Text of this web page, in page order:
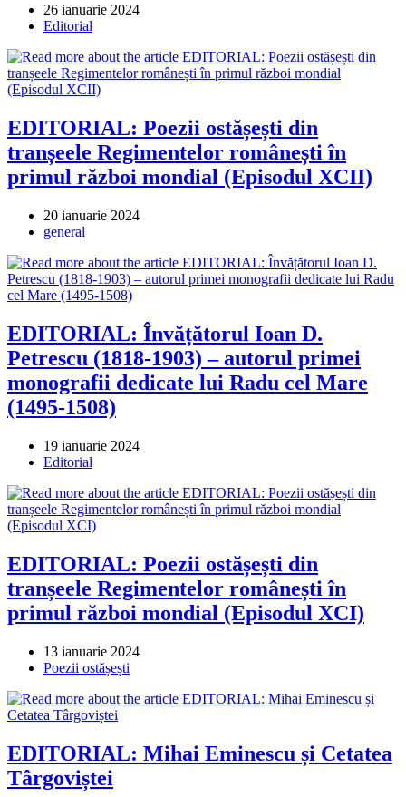
Post
published:
26 ianuarie 2024
Post
Editorial
EDITORIAL: Poezii ostășești din
tranșeele Regimentelor românești în
primul război mondial (Episodul XCII)
Post
published:
20 ianuarie 2024
Post
general
EDITORIAL: Învățătorul Ioan D.
Petrescu (1818-1903) – autorul primei
monografii dedicate lui Radu cel Mare
(1495-1508)
Post
published:
19 ianuarie 2024
Post
Editorial
EDITORIAL: Poezii ostășești din
tranșeele Regimentelor românești în
primul război mondial (Episodul XCI)
Post
published:
13 ianuarie 2024
Post
Poezii ostășești
EDITORIAL: Mihai Eminescu și Cetatea
Târgoviștei